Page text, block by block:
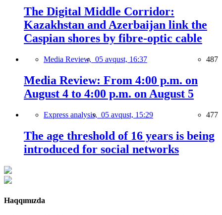
The Digital Middle Corridor:
Kazakhstan and Azerbaijan link the
Caspian shores by fibre-optic cable
Media Review, 05 avqust, 16:37 487
Media Review: From 4:00 p.m. on
August 4 to 4:00 p.m. on August 5
Express analysis, 05 avqust, 15:29 477
The age threshold of 16 years is being
introduced for social networks
Haqqımızda